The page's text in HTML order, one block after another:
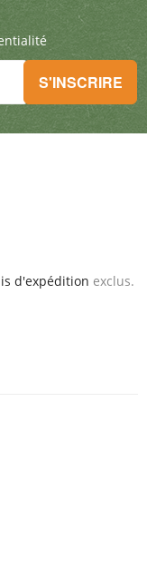
exceptionnelles.
S'INSCRIRE
d'expédition exclus.